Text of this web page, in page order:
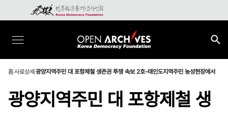
홈사료상세 광양지역주민 대 포항제철 생존권 투쟁 속보 2호-태인도지역주민 농성현장에서
광양지역주민 대 포항제철 생